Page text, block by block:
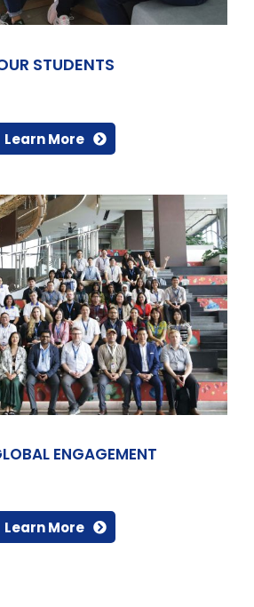
STUDENTS
Learn More
ENGAGEMENT
Learn More